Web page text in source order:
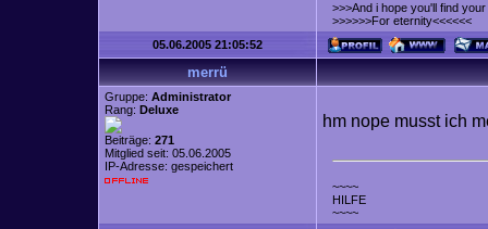
>>>And i hope you'll find
>>>>>>For eternity<<<<<<
05.06.2005 21:05:52
merrü
Gruppe: Administrator
Rang: Deluxe
Beiträge: 271
Mitglied seit: 05.06.2005
IP-Adresse: gespeichert
hm nope musst ich
~~~~
HILFE
~~~~